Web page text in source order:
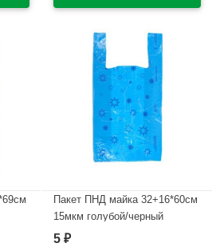
Пакет ПНД майка 32+16*60см
15мкм голубой/черный
ЗВЁЗДЫ (Ст.50/1000)
5 ₽